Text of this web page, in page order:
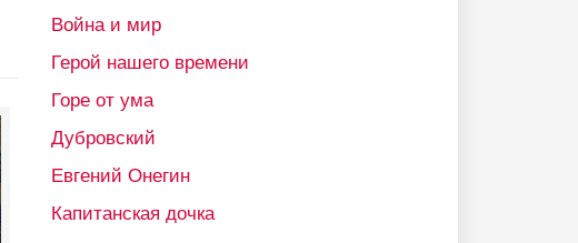
Война и мир
Герой нашего времени
Горе от ума
Дубровский
Евгений Онегин
Капитанская дочка